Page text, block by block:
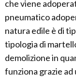
che viene
pneumatico
natura edile è di
tipologia di
demolizione in
funziona grazie